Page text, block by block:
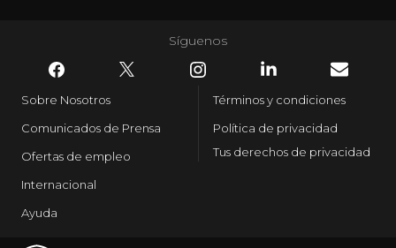
Síguenos
Sobre Nosotros
Comunicados de Prensa
Ofertas de empleo
Internacional
Ayuda
Términos y condiciones
Política de privacidad
Tus derechos de privacidad